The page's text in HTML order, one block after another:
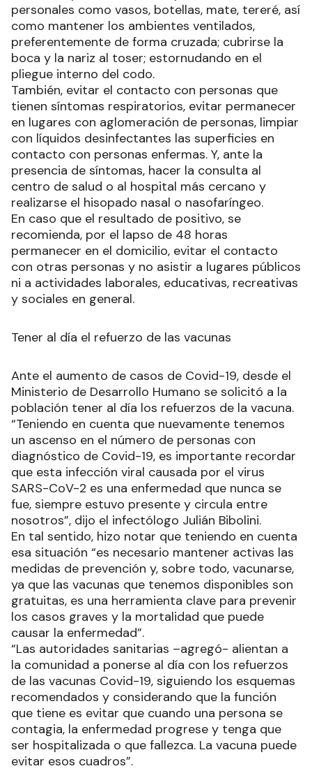
personales como vasos, botellas, mate, tereré, así
como mantener los ambientes ventilados,
preferentemente de forma cruzada; cubrirse la
boca y la nariz al toser; estornudando en el
pliegue interno del codo.
También, evitar el contacto con personas que
tienen síntomas respiratorios, evitar permanecer
en lugares con aglomeración de personas, limpiar
con líquidos desinfectantes las superficies en
contacto con personas enfermas. Y, ante la
presencia de síntomas, hacer la consulta al
centro de salud o al hospital más cercano y
realizarse el hisopado nasal o nasofaríngeo.
En caso que el resultado de positivo, se
recomienda, por el lapso de 48 horas
permanecer en el domicilio, evitar el contacto
con otras personas y no asistir a lugares públicos
ni a actividades laborales, educativas, recreativas
y sociales en general.
Tener al día el refuerzo de las vacunas
Ante el aumento de casos de Covid-19, desde el
Ministerio de Desarrollo Humano se solicitó a la
población tener al día los refuerzos de la vacuna.
“Teniendo en cuenta que nuevamente tenemos
un ascenso en el número de personas con
diagnóstico de Covid-19, es importante recordar
que esta infección viral causada por el virus
SARS-CoV-2 es una enfermedad que nunca se
fue, siempre estuvo presente y circula entre
nosotros”, dijo el infectólogo Julián Bibolini.
En tal sentido, hizo notar que teniendo en cuenta
esa situación “es necesario mantener activas las
medidas de prevención y, sobre todo, vacunarse,
ya que las vacunas que tenemos disponibles son
gratuitas, es una herramienta clave para prevenir
los casos graves y la mortalidad que puede
causar la enfermedad”.
“Las autoridades sanitarias –agregó- alientan a
la comunidad a ponerse al día con los refuerzos
de las vacunas Covid-19, siguiendo los esquemas
recomendados y considerando que la función
que tiene es evitar que cuando una persona se
contagia, la enfermedad progrese y tenga que
ser hospitalizada o que fallezca. La vacuna puede
evitar esos cuadros”.